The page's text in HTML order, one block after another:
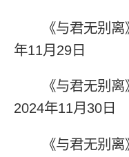
《与君无别
年11月29日
《与君无别
2024年11月30日
《与君无别